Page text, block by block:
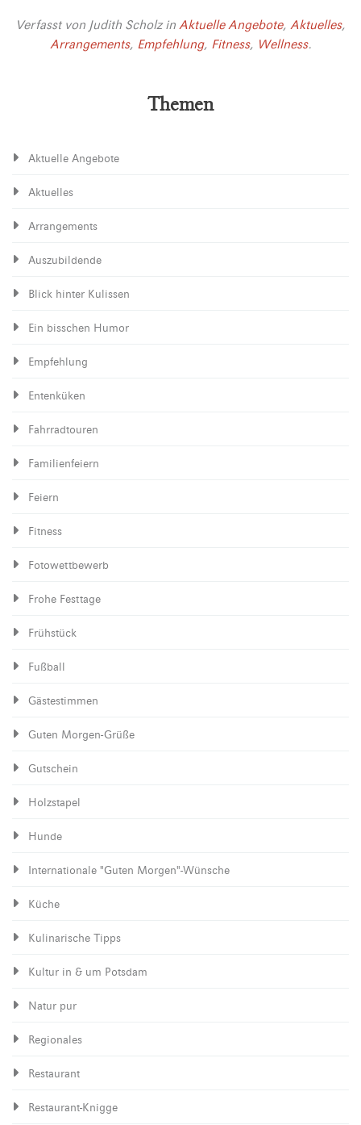
Verfasst von Judith Scholzin Aktuelle Angebote, Aktuelles,
Arrangements, Empfehlung, Fitness, Wellness.
Themen
Aktuelle Angebote
Aktuelles
Arrangements
Auszubildende
Blick hinter Kulissen
Ein bisschen Humor
Empfehlung
Entenküken
Fahrradtouren
Familienfeiern
Feiern
Fitness
Fotowettbewerb
Frohe Festtage
Frühstück
Fußball
Gästestimmen
Guten Morgen-Grüße
Gutschein
Holzstapel
Hunde
Internationale "Guten Morgen"-Wünsche
Küche
Kulinarische Tipps
Kultur in & um Potsdam
Natur pur
Regionales
Restaurant
Restaurant-Knigge